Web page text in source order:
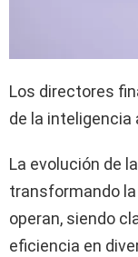
Los directores
de la inteligencia
La evolución de
transformando
operan, siendo
eficiencia en